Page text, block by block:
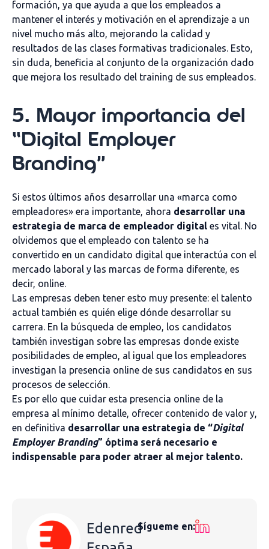
formación, ya que ayuda a que los empleados a
mantener el interés y motivación en el aprendizaje a un
nivel mucho más alto, mejorando la calidad y
resultados de las clases formativas tradicionales. Esto,
sin duda, beneficia al conjunto de la organización dado
que mejora los resultado del training de sus empleados.
5. Mayor importancia del
“Digital Employer
Branding”
Si estos últimos años desarrollar una «marca como
empleadores» era importante, ahora desarrollar una
estrategia de marca de empleador digital es vital. No
olvidemos que el empleado con talento se ha
convertido en un candidato digital que interactúa con el
mercado laboral y las marcas de forma diferente, es
decir, online.
Las empresas deben tener esto muy presente: el talento
actual también es quién elige dónde desarrollar su
carrera. En la búsqueda de empleo, los candidatos
también investigan sobre las empresas donde existe
posibilidades de empleo, al igual que los empleadores
investigan la presencia online de sus candidatos en sus
procesos de selección.
Es por ello que cuidar esta presencia online de la
empresa al mínimo detalle, ofrecer contenido de valor y,
en definitiva desarrollar una estrategia de “Digital
Employer Branding” óptima será necesario e
indispensable para poder atraer al mejor talento.
EdenredSígueme en: